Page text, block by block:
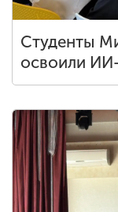
Другие
Студенты
освоили